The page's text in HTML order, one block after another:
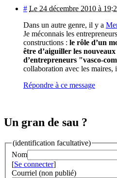
# Le 24 décembre 2010 à
Dans un autre genre, il y a
Je méconnais les
constructions : le rôle d’un
être d’aiguiller les
d’entrepreneurs "vasco-
collaboration avec les maires,
Répondre à ce message
Un gran de sau ?
(identification facultative)
Nom
[Se connecter]
Courriel (non publié)